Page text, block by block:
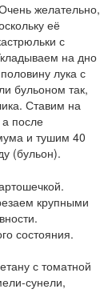
желательно,
её
с
на дно
лука с
бульоном так,
Ставим на
после
и тушим 40
(бульон).
крупными
состояния.
с томатной
сунели,